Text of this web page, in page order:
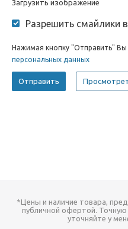
Загрузить изображение
Разрешить смайлики
Нажимая кнопку "Отправить" Вы
персональных данных
*Цены и наличие товара,
публичной офертой.
уточняйте у